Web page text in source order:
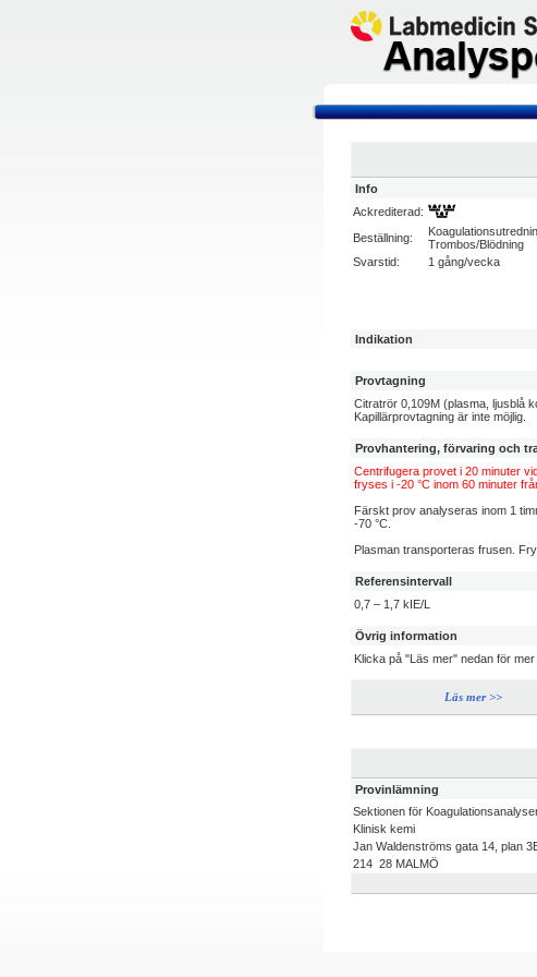
Info
Ackrediterad:
Beställning:
Trombos/Blödning
Svarstid:
1 gång/vecka
Indikation
Provtagning
Citratrör 0,109M (plasma, ljusblå
Kapillärprovtagning är inte möjlig.
Provhantering, förvaring och
Centrifugera provet i 20 minuter
fryses i -20 °C inom 60 minuter
Färskt prov analyseras inom 1
-70 °C.
Plasman transporteras frusen.
Referensintervall
0,7 – 1,7 kIE/L
Övrig information
Klicka på "Läs mer" nedan för
Läs mer >>
Provinlämning
Sektionen för
Klinisk kemi
Jan Waldenströms gata 14, plan
214 28 MALMÖ